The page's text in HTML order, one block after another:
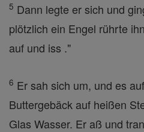
5 Dann legte er sich und
plötzlich ein Engel rührte
auf und iss ."
6 Er sah sich um, und es
Buttergebäck auf heißen
Glas Wasser. Er aß und